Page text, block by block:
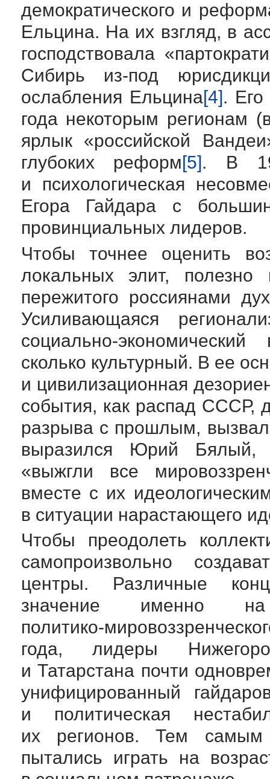
демократического и
Ельцина. На их взгляд, в
господствовала
Сибирь из-под
ослабления Ельцина[4]. Его
года некоторым регионам
ярлык «российской
глубоких реформ[5]. В
и психологическая
Егора Гайдара с
провинциальных лидеров.
Чтобы точнее оценить
локальных элит,
пережитого россиянами
Усиливающаяся
социально-экономический
сколько культурный. В ее
и цивилизационная
события, как распад СССР,
разрыва с прошлым,
выразился Юрий Бялый,
«выжгли все
вместе с их
в ситуации нарастающего
Чтобы преодолеть
самопроизвольно
центры. Различные
значение именно
политико-
года, лидеры
и Татарстана почти
унифицированный
и политическая
их регионов. Тем самым
пытались играть на